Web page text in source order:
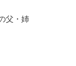
父・姉